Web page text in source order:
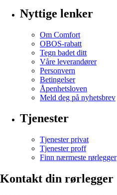
Nyttige lenker
Om Comfort
OBOS-rabatt
Tegn badet ditt
Våre leverandører
Personvern
Betingelser
Åpenhetsloven
Meld deg på nyhetsbrev
Tjenester
Tjenester privat
Tjenester proff
Finn nærmeste rørlegger
Kontakt din rørlegger